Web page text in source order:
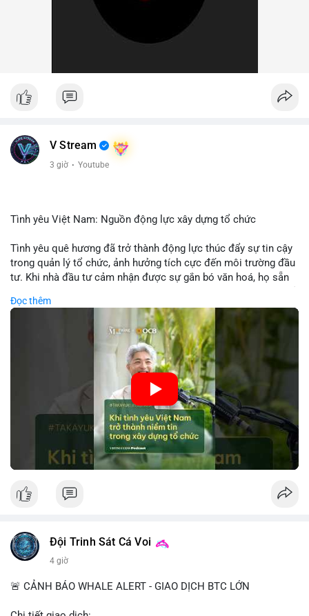
V Stream
3 giờ · Youtube
Tình yêu Việt Nam: Nguồn động lực xây dựng tổ chức
Tình yêu quê hương đã trở thành động lực thúc đẩy sự tin cậy
trong quản lý tổ chức, ảnh hưởng tích cực đến môi trường đầu
tư. Khi nhà đầu tư cảm nhận được sự gắn bó văn hoá, họ sẵn
các công ty blockchain và tiền mã hoá. Sự tăng cường niềm
tin này giúp giảm rủi ro thị trường, cải thiện chi phí vốn và thúc
đẩy sự phát triển bền vững của ngành công nghệ tài chính. Các
nhà quản lý cần khai thác tinh thần này để xây dựng chiến lược
phát triển bền vững và thu hút vốn đầu tư.
🎥 Xem video trực tiếp tại:
Nguồn: VIETSUCCESS
Đọc thêm
Đội Trinh Sát Cá Voi
4 giờ
🚨 CẢNH BÁO WHALE ALERT - GIAO DỊCH BTC LỚN